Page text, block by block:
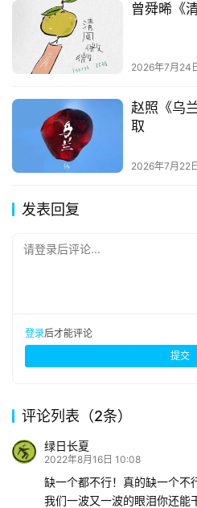
曾舜晞《
2026年7月24
赵照《乌
取
2026年7月22日
发表回复
请登录后评论...
登录后才能评论
提交
评论列表（2条）
绿日长夏
2022年8月16日 10:08
缺一个都不行！真的缺一个不
我们一波又一波的眼泪你还能